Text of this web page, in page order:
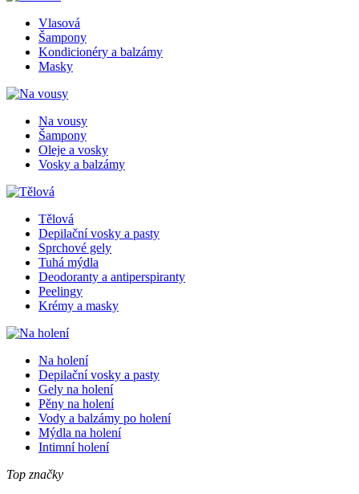
Vlasová
Šampony
Kondicionéry a balzámy
Masky
Na vousy
Šampony
Oleje a vosky
Vosky a balzámy
Tělová
Depilační vosky a pasty
Sprchové gely
Tuhá mýdla
Deodoranty a antiperspiranty
Peelingy
Krémy a masky
Na holení
Depilační vosky a pasty
Gely na holení
Pěny na holení
Vody a balzámy po holení
Mýdla na holení
Intimní holení
Top značky